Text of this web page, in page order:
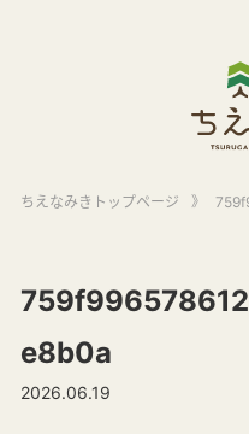
ちえなみきトップページ 》
e8b0a
2026.06.19